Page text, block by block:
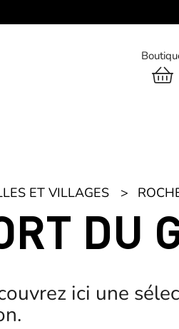
ET VILLAGES
DU
ici une